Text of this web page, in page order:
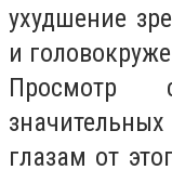
ухудшение
и
Просмотр
глазам от